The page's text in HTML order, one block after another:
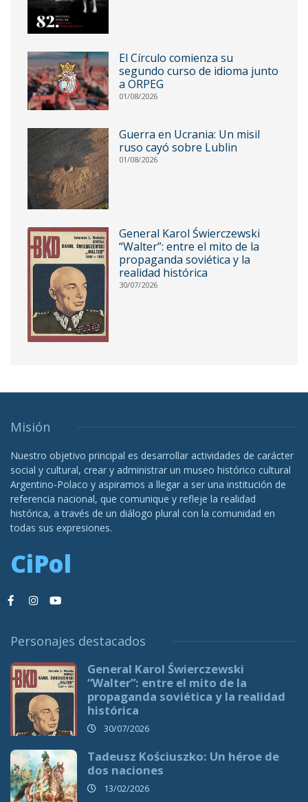
El Círculo comienza su
segundo curso de idioma junto
a ORPEG
01/08/2026
Guerra en Ucrania: Un misil
ruso cayó sobre Lublin
01/08/2026
General Karol Świerczewski
“Walter”: entre el mito de la
propaganda soviética y la
realidad histórica
30/07/2026
Misión
Nuestro objetivo principal es desarrollar actividades de carácter
social y cultural, crear y administrar un museo histórico cultural
Argentino-Polaco y aspiramos a llegar a ser una institución de
referencia nacional, que comunique y refleje la realidad
histórica, a través de un diálogo plural con la comunidad en
todas sus expresiones.
CiPol
Personajes destacados
General Karol Świerczewski
“Walter”: entre el mito de la
propaganda soviética y la realidad
histórica
30/07/2026
Tadeusz Kościuszko: Un héroe de
dos naciones
13/02/2026